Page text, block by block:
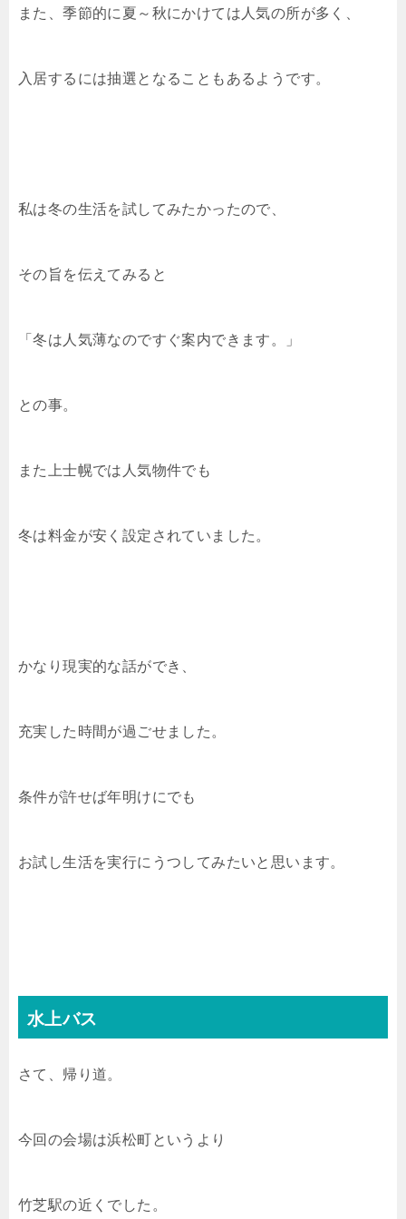
また、季節的に夏～秋にかけては人気の所が多く、
入居するには抽選となることもあるようです。
私は冬の生活を試してみたかったので、
その旨を伝えてみると
「冬は人気薄なのですぐ案内できます。」
との事。
また上士幌では人気物件でも
冬は料金が安く設定されていました。
かなり現実的な話ができ、
充実した時間が過ごせました。
条件が許せば年明けにでも
お試し生活を実行にうつしてみたいと思います。
水上バス
さて、帰り道。
今回の会場は浜松町というより
竹芝駅の近くでした。